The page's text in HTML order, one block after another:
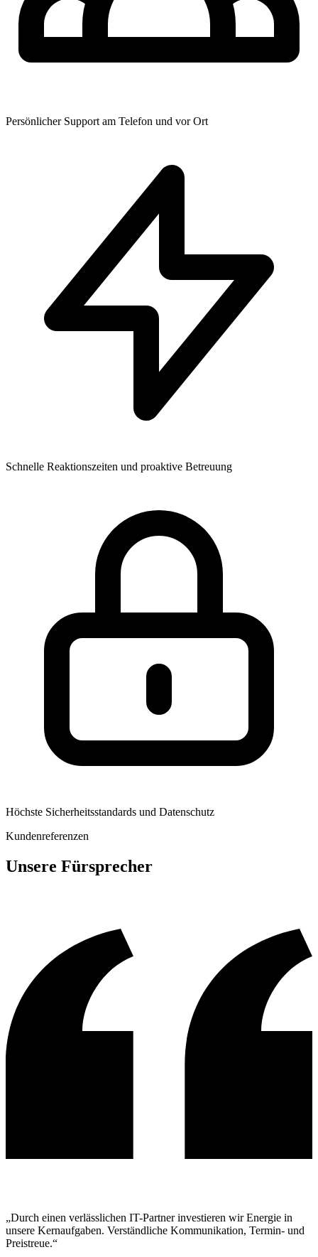
Persönlicher Support am Telefon und vor Ort
Schnelle Reaktionszeiten und proaktive Betreuung
Höchste Sicherheitsstandards und Datenschutz
Kundenreferenzen
Unsere Fürsprecher
„Durch einen verlässlichen IT-Partner investieren wir Energie in
unsere Kernaufgaben. Verständliche Kommunikation, Termin- und
Preistreue.“